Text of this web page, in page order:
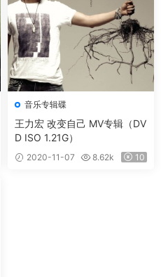
音乐专辑碟
王力宏 改变自己 MV专辑（DV
D ISO 1.21G）
2020-11-07 8.62k 10